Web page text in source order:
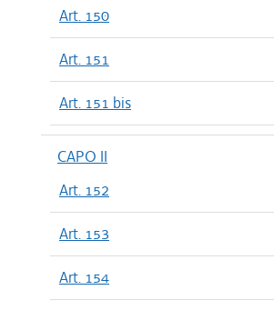
Art. 150
Art. 151
Art. 151 bis
CAPO II
Art. 152
Art. 153
Art. 154